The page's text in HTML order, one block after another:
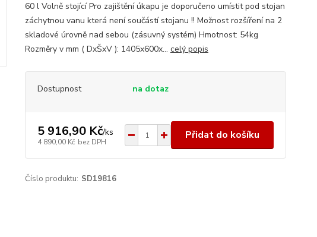
60 l Volně stojící Pro zajištění úkapu je doporučeno umístit pod stojan
záchytnou vanu která není součástí stojanu !! Možnost rozšíření na 2
skladové úrovně nad sebou (zásuvný systém) Hmotnost: 54kg
Rozměry v mm ( DxŠxV ): 1405x600x... celý popis
Dostupnost na dotaz
5 916,90 Kč/ks
4 890,00 Kč bez DPH
Přidat do košíku
Číslo produktu: SD19816